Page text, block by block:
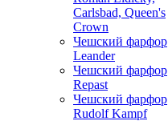
Carlsbad, Queen's
Crown
Чешский фарфор
Leander
Чешский фарфор
Repast
Чешский фарфор
Rudolf Kampf